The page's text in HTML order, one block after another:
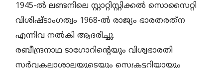
1945-ല്‍ ലണ്ടനിലെ സ്റ്റാറ്റിസ്റ്റിക്കല്‍ സൊസൈറ്റി
വിശിഷ്ടാംഗത്വം 1968-ല്‍ രാജ്യം ഭാരതരത്‌ന
എന്നിവ നല്‍കി ആദരിച്ചു.
രബീന്ദ്രനാഥ ടാഗോറിന്റെയും വിശ്വഭാരതി
സര്‍വകലാശാലയുടെയും സെക്രട്ടറിയായും